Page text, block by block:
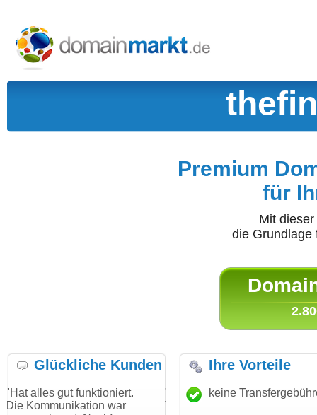
Premium
für
Mit
die
Glückliche Kunden
funktioniert.
war
"Danke für den schnellen
Transfer und guten Service!"
"Ich bin
Ihre Vorteile
keine